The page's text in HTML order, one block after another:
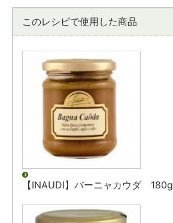
このレシピで使用した商品
【INAUDI】バーニャカウダ 180g